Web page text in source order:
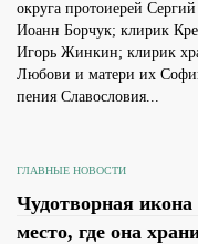
округа протоиерей
Иоанн Борчук; клирик
Игорь Жинкин; клирик
Любови и матери их
пения Славословия...
ГЛАВНЫЕ НОВОСТИ
Чудотворная
место, где она